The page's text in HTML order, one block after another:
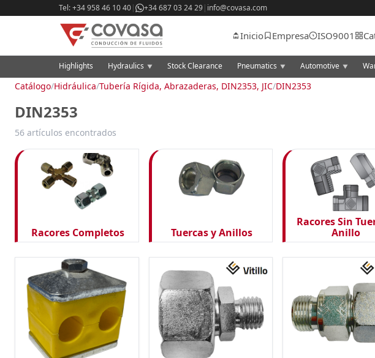
Tel: +34 958 46 10 40| +34 687 03 24 29| info@covasa.com
Inicio Empresa ISO9001
Highlights Hydraulics ▼ Stock Clearance Pneumatics ▼ Automotive ▼
Catálogo/Hidráulica/Tubería Rígida, Abrazaderas, DIN2353, JIC/DIN2353
DIN2353
56 artículos encontrados
Racores Completos Tuercas y Anillos
Racores Sin
Anillo